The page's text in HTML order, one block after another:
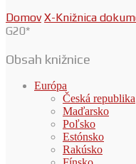
Domov X-Knižnica
G20*
Obsah knižnice
Európa
Česká republika
Maďarsko
Poľsko
Estónsko
Rakúsko